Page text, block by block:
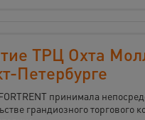
ТРЦ Охта
Петербурге
принимала
грандиозного торгового